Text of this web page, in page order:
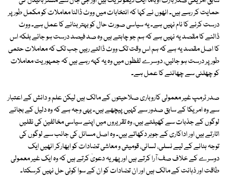
حمایت کر رہے ہیں۔ انھوں نے کہا کہ انتخابات میں ووٹ ڈالنا معاملات کو مکمل طور پر
درست کرنے کا نام نہیں ہے۔ یہ سیاسی صورت حال کو بہتر بنانے کا عمل ہے۔ ووٹ
ڈالنے کا مقصد یہ نہیں ہے کہ ہم جو چاہتے ہیں وہ صد فیصد درست ہو جائے بلکہ اس
کا اصل مقصد یہ ہے کہ ہم اس وقت تک ووٹ ڈالتے رہیں جب تک کہ معاملات حتمی
طور پر درست ہو جائیں، دوسرے لفظوں میں وہ یہ کہہ رہے ہیں کہ جمہوریت معاملات
کو چھلنی سے چھاننے کا عمل ہے۔
صدر ٹرمپ غیر معمولی کاروباری صلاحیتوں کے مالک ہیں لیکن علم و دانش کے اعتبار
سے وہ امریکا کے سابق صدور سے کہیں پیچھے ہیں۔ یہی وجہ ہے کہ وہ دلیل کے بجائے
لوگوں کے جذبات سے کھیلتے ہیں، وہ تقریروں میں اپنے سیاسی مخالفین کی نقلیں
اتارتے ہیں اور اداکاری کے جوہر دکھاتے ہیں۔ وہ اصل مسائل کی جانب سے لوگوں کی
توجہ ہٹانے کے لیے نسلی، لسانی، قومیتی و معاشی تضادات کو ابھارکر انھیں ایک
دوسرے کے خلاف صف آرا کرتے ہیں اور پھر یہ دعویٰ کرتے ہیں کہ وہ ایک غیر معمولی
طاقت اور ذہانت کے مالک ہیں اور ان تضادات کو ان کے سوا کوئی حل نہیں کرسکتا۔